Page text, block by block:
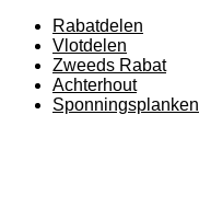
Rabatdelen
Vlotdelen
Zweeds Rabat
Achterhout
Sponningsplanken